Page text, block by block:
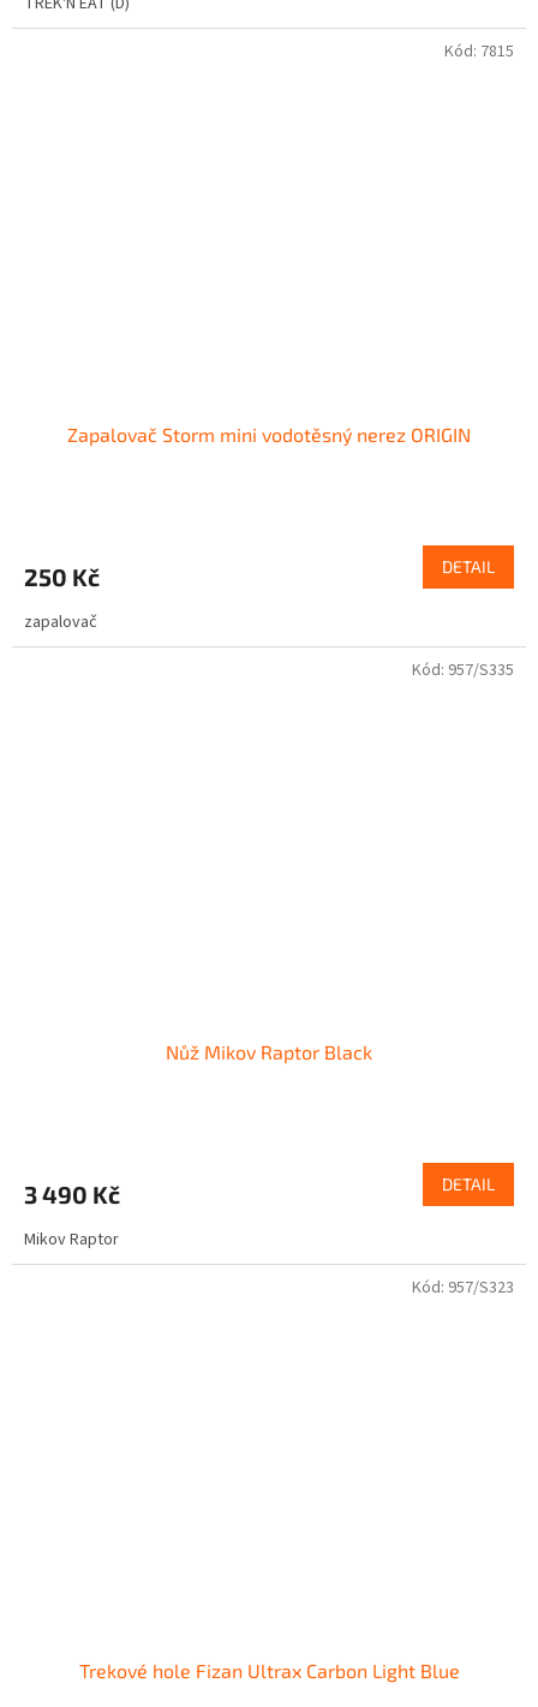
Zapalovač Storm mini vodotěsný nerez ORIGIN
250 Kč DETAIL
zapalovač
Kód: 7815
Nůž Mikov Raptor Black
3 490 Kč DETAIL
Mikov Raptor
Kód: 957/S335
Trekové hole Fizan Ultrax Carbon Light Blue
Kód: 957/S323